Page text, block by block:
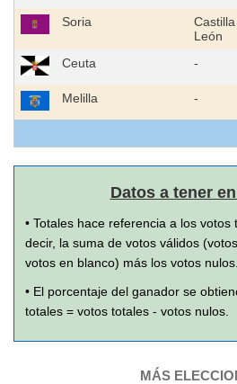
Soria
León
Ceuta -
Melilla -
Datos a tener
• Totales hace referencia a los
decir, la suma de votos válidos
votos en blanco) más los votos nulos.
• El porcentaje del ganador se
totales = votos totales - votos nulos.
MÁS